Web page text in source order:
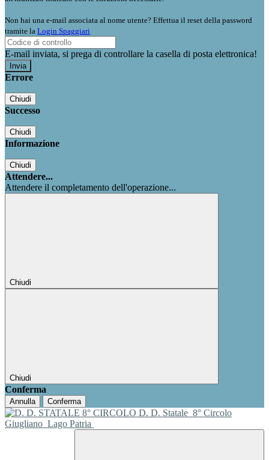
Non hai una e-mail associata al nome utente? Effettua il reset della password
tramite la Login Spaggiari
E-mail inviata, si prega di controllare la casella di posta elettronica!
Errore
Chiudi
Successo
Chiudi
Informazione
Chiudi
Attendere...
Attendere il completamento dell'operazione...
Chiudi
Chiudi
Conferma
Annulla Conferma
D. D. Statale 8° Circolo
Giugliano Lago Patria